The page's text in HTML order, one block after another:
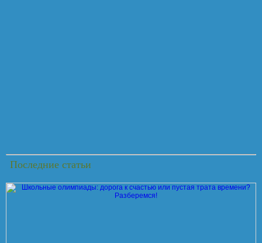
Последние статьи